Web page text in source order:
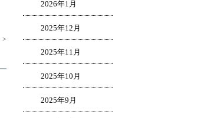
>
2026年1月
2025年12月
2025年11月
2025年10月
2025年9月